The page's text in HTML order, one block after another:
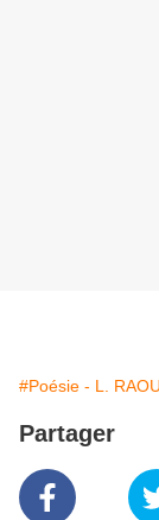
#Poésie - L.
Partager